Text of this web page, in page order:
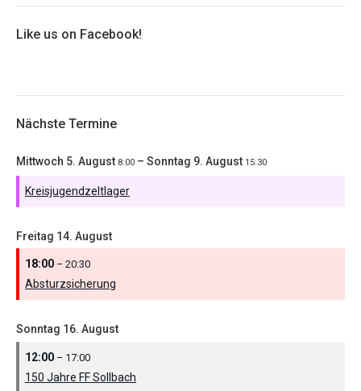
Like us on Facebook!
Nächste Termine
Mittwoch 5. August 8:00 – Sonntag 9. August 15:30
Kreisjugendzeltlager
Freitag 14. August
18:00 – 20:30
Absturzsicherung
Sonntag 16. August
12:00 – 17:00
150 Jahre FF Sollbach